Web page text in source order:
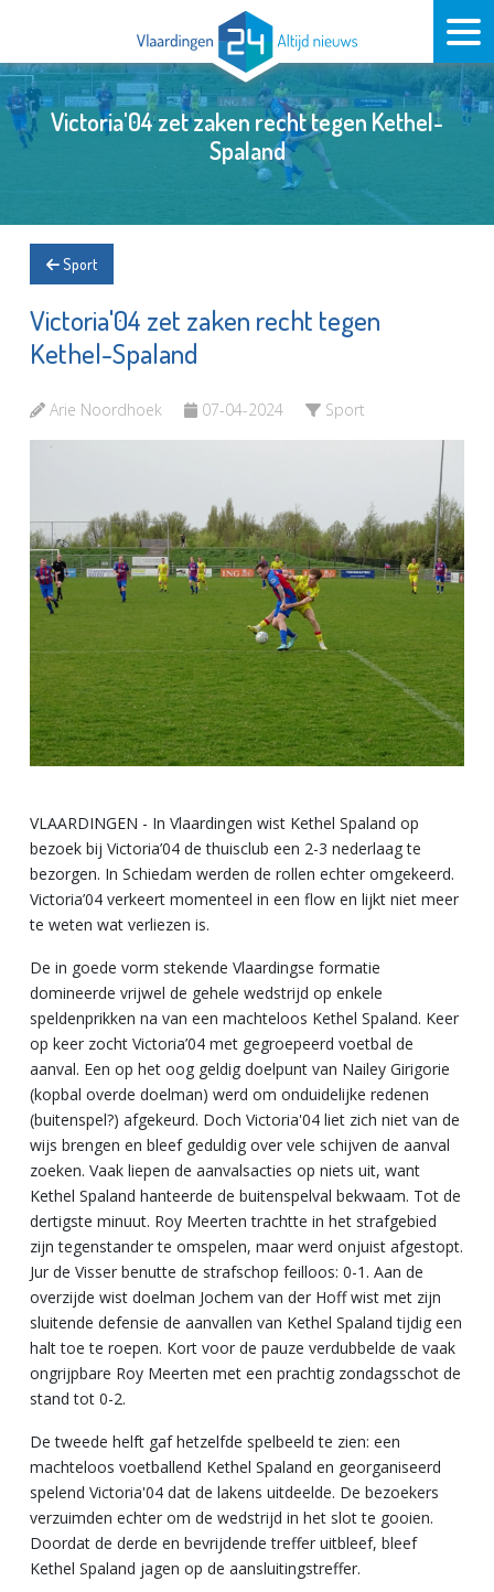
Victoria'04 zet zaken recht tegen Kethel-
Spaland
Sport
Victoria'04 zet zaken recht tegen
Kethel-Spaland
Arie Noordhoek 07-04-2024 Sport
VLAARDINGEN - In Vlaardingen wist Kethel Spaland op
bezoek bij Victoria’04 de thuisclub een 2-3 nederlaag te
bezorgen. In Schiedam werden de rollen echter omgekeerd.
Victoria’04 verkeert momenteel in een flow en lijkt niet meer
te weten wat verliezen is.
De in goede vorm stekende Vlaardingse formatie
domineerde vrijwel de gehele wedstrijd op enkele
speldenprikken na van een machteloos Kethel Spaland. Keer
op keer zocht Victoria’04 met gegroepeerd voetbal de
aanval. Een op het oog geldig doelpunt van Nailey Girigorie
(kopbal overde doelman) werd om onduidelijke redenen
(buitenspel?) afgekeurd. Doch Victoria'04 liet zich niet van de
wijs brengen en bleef geduldig over vele schijven de aanval
zoeken. Vaak liepen de aanvalsacties op niets uit, want
Kethel Spaland hanteerde de buitenspelval bekwaam. Tot de
dertigste minuut. Roy Meerten trachtte in het strafgebied
zijn tegenstander te omspelen, maar werd onjuist afgestopt.
Jur de Visser benutte de strafschop feilloos: 0-1. Aan de
overzijde wist doelman Jochem van der Hoff wist met zijn
sluitende defensie de aanvallen van Kethel Spaland tijdig een
halt toe te roepen. Kort voor de pauze verdubbelde de vaak
ongrijpbare Roy Meerten met een prachtig zondagsschot de
stand tot 0-2.
De tweede helft gaf hetzelfde spelbeeld te zien: een
machteloos voetballend Kethel Spaland en georganiseerd
spelend Victoria'04 dat de lakens uitdeelde. De bezoekers
verzuimden echter om de wedstrijd in het slot te gooien.
Doordat de derde en bevrijdende treffer uitbleef, bleef
Kethel Spaland jagen op de aansluitingstreffer.